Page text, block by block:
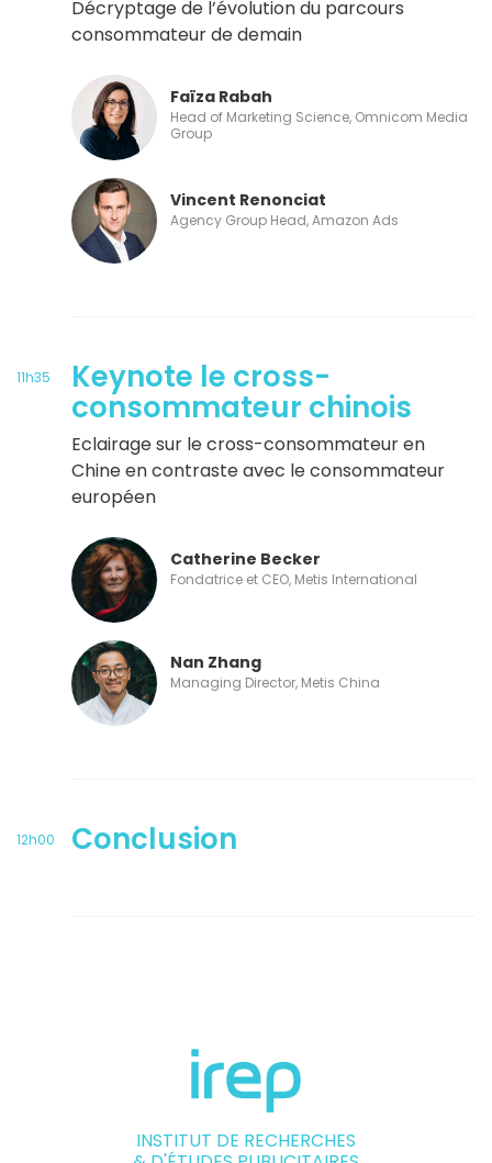
Décryptage de l’évolution du parcours
consommateur de demain
Faïza Rabah
Head of Marketing Science, Omnicom Media
Group
Vincent Renonciat
Agency Group Head, Amazon Ads
11h35 Keynote le cross-
consommateur chinois
Eclairage sur le cross-consommateur en
Chine en contraste avec le consommateur
européen
Catherine Becker
Fondatrice et CEO, Metis International
Nan Zhang
Managing Director, Metis China
12h00 Conclusion
INSTITUT DE RECHERCHES